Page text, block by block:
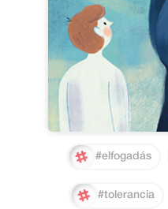
#elfogadás
#tolerancia